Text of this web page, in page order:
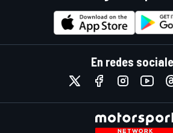
En redes